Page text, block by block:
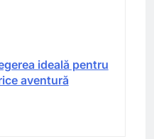
ideală pentru
aventură